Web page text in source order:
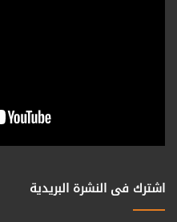
اشترك فى النشرة البريدية